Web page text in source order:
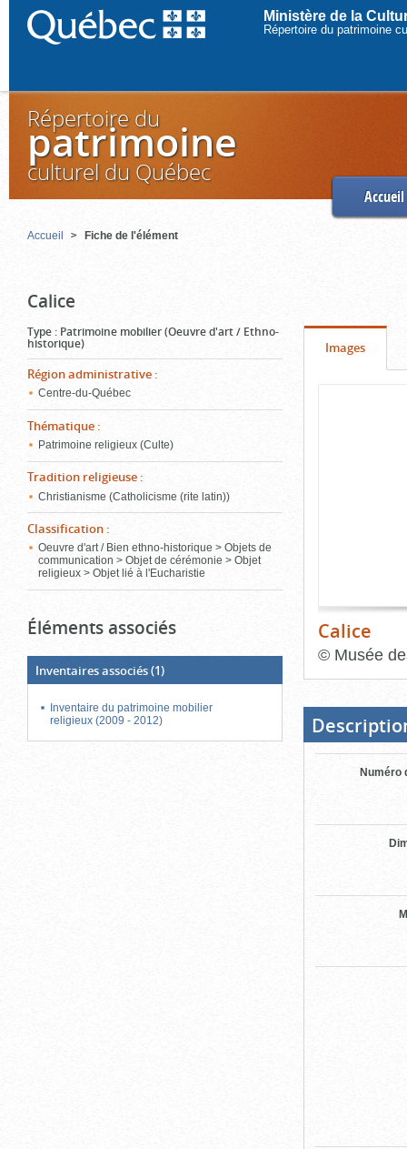
Ministère de la
Répertoire du patrimoine
Répertoire du
patrimoine
culturel du Québec
Accueil
Accueil Fiche de l'élément
Calice
Type : Patrimoine mobilier (Oeuvre d'art / Ethno-
historique)
Région administrative :
Centre-du-Québec
Thématique :
Patrimoine religieux (Culte)
Tradition religieuse :
Christianisme (Catholicisme (rite latin))
Classification :
Oeuvre d'art / Bien ethno-historique > Objets de
communication > Objet de cérémonie > Objet
religieux > Objet lié à l'Eucharistie
Éléments associés
Inventaires associés(1)
Inventaire du patrimoine mobilier
religieux (2009 - 2012)
Onglet
Images(cliquer
pour
Calice
© Musée
bloc
d'onglets
Numéro